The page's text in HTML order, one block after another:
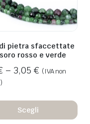
pietra sfaccettate
rosso e verde
– 3,05 € (IVA non
Scegli